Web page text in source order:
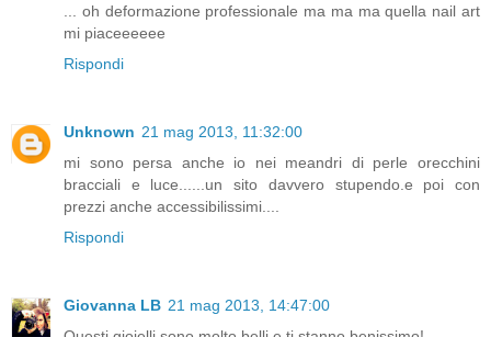
... oh deformazione professionale ma ma ma quella nail art
mi piaceeeeee
Rispondi
Unknown 21 mag 2013, 11:32:00
mi sono persa anche io nei meandri di perle orecchini
bracciali e luce......un sito davvero stupendo.e poi con
prezzi anche accessibilissimi....
Rispondi
Giovanna LB 21 mag 2013, 14:47:00